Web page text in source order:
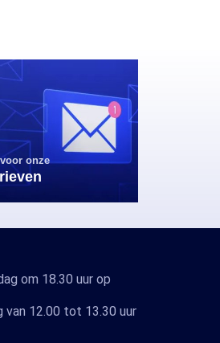
voor onze
om 18.30 uur op
van 12.00 tot 13.30 uur